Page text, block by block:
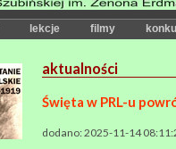
lekcje filmy
aktualności
Święta w PRL-u
dodano: 2025-11-14